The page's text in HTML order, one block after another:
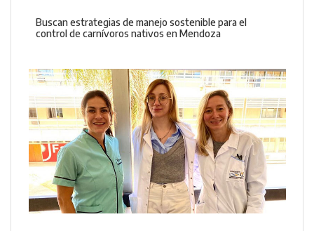
Buscan estrategias de manejo sostenible para el
control de carnívoros nativos en Mendoza